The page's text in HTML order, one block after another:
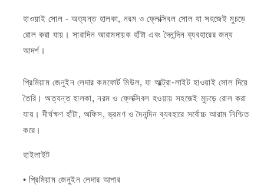
হাওয়াই সোল - অত্যন্ত হালকা, নরম ও ফ্লেক্সিবল সোল যা সহজেই মুচড়ে
রোল করা যায়। সারাদিন আরামদায়ক হাঁটা এবং দৈনন্দিন ব্যবহারের জন্য
আদর্শ।
প্রিমিয়াম জেনুইন লেদার কমফোর্ট মিউল, যা আল্ট্রা-লাইট হাওয়াই সোল দিয়ে
তৈরি। অত্যন্ত হালকা, নরম ও ফ্লেক্সিবল হওয়ায় সহজেই মুচড়ে রোল করা
যায়। দীর্ঘক্ষণ হাঁটা, অফিস, ভ্রমণ ও দৈনন্দিন ব্যবহারে সর্বোচ্চ আরাম নিশ্চিত
করে।
হাইলাইট
• প্রিমিয়াম জেনুইন লেদার আপার